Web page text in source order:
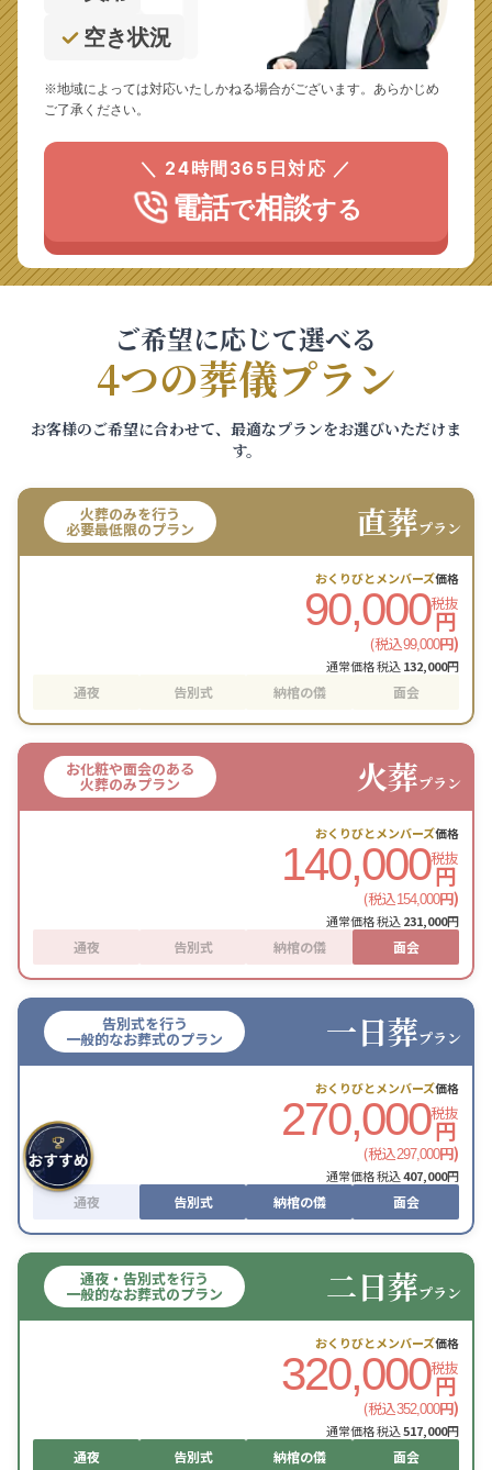
空き状況
※地域によっては対応いたしかねる場合がございます。あらかじめ
ご了承ください。
＼ 24時間365日対応 ／
電話で相談する
ご希望に応じて選べる
4つの葬儀プラン
お客様のご希望に合わせて、最適なプランをお選びいただけま
す。
火葬のみを行う
必要最低限のプラン 直葬プラン
おくりびとメンバーズ価格
90,000税抜
円
(税込99,000円)
通常価格 税込132,000円
通夜 告別式 納棺の儀 面会
お化粧や面会のある
火葬のみプラン 火葬プラン
おくりびとメンバーズ価格
140,000税抜
円
(税込154,000円)
通常価格 税込231,000円
通夜 告別式 納棺の儀 面会
告別式を行う
一般的なお葬式のプラン 一日葬プラン
おくりびとメンバーズ価格
270,000税抜
円
(税込297,000円)
通常価格 税込407,000円
通夜 告別式 納棺の儀 面会
通夜・告別式を行う
一般的なお葬式のプラン 二日葬プラン
おくりびとメンバーズ価格
320,000税抜
円
(税込352,000円)
通常価格 税込517,000円
通夜 告別式 納棺の儀 面会